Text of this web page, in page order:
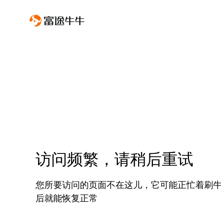
访问频繁，请稍后重试
您所要访问的页面不在这儿，它可能正忙着刷
后就能恢复正常